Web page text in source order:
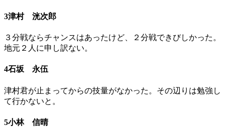
3津村 洸次郎
３分戦ならチャンスはあったけど、２分戦できびしかった。
地元２人に申し訳ない。
4石坂 永伍
津村君が止まってからの技量がなかった。その辺りは勉強し
て行かないと。
5小林 信晴